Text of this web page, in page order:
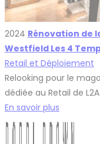
2024 Rénovation de
Westfield Les 4
Retail et Déploiement
Relooking pour le
dédiée au Retail de
En savoir plus